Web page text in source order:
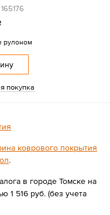
рулоном
покупка
коврового покрытия
.
в городе Томске на
1 516 руб. (без учета